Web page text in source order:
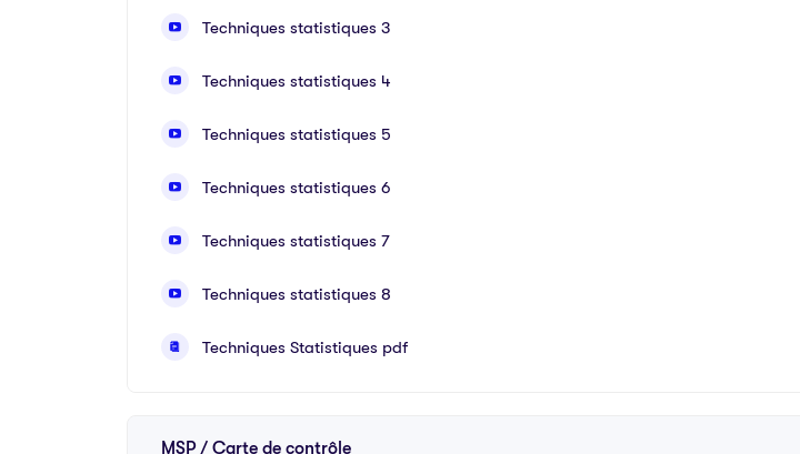
Techniques statistiques 3
Techniques statistiques 4
Techniques statistiques 5
Techniques statistiques 6
Techniques statistiques 7
Techniques statistiques 8
Techniques Statistiques pdf
MSP / Carte de contrôle